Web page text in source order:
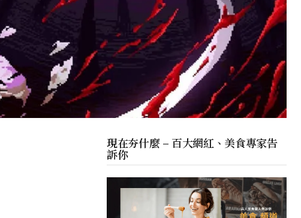
現在夯什麼 – 百大網紅、美食專家告
訴你